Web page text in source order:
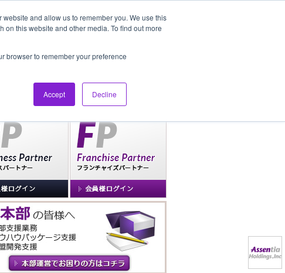
and allow us to remember you. We use this
this website and other media. To find out more
browser to remember your preference
Accept Decline
ント 社長ブログ FAQ